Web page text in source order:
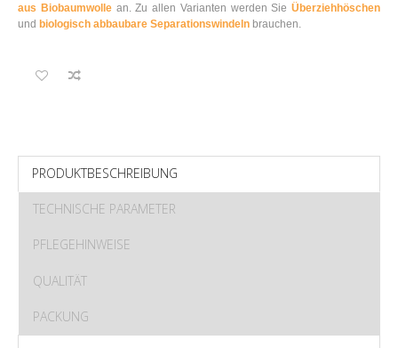
aus Biobaumwollean. Zu allen Varianten werden Sie Überziehhöschen
und biologisch abbaubare Separationswindeln brauchen.
PRODUKTBESCHREIBUNG
TECHNISCHE PARAMETER
PFLEGEHINWEISE
QUALITÄT
PACKUNG